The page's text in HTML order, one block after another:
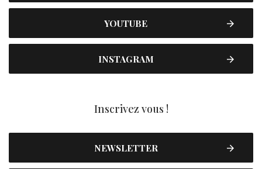
YOUTUBE
INSTAGRAM
Inscrivez vous !
NEWSLETTER